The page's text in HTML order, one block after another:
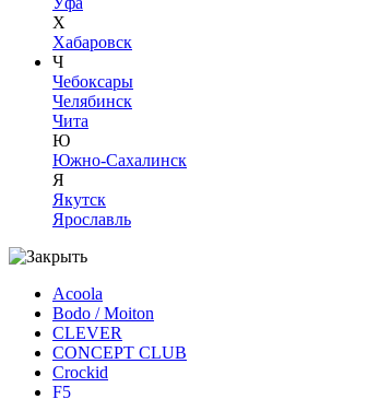
Х
Хабаровск
Ч
Чебоксары
Челябинск
Чита
Ю
Южно-Сахалинск
Я
Якутск
Ярославль
Acoola
Bodo / Moiton
CLEVER
CONCEPT CLUB
Crockid
F5